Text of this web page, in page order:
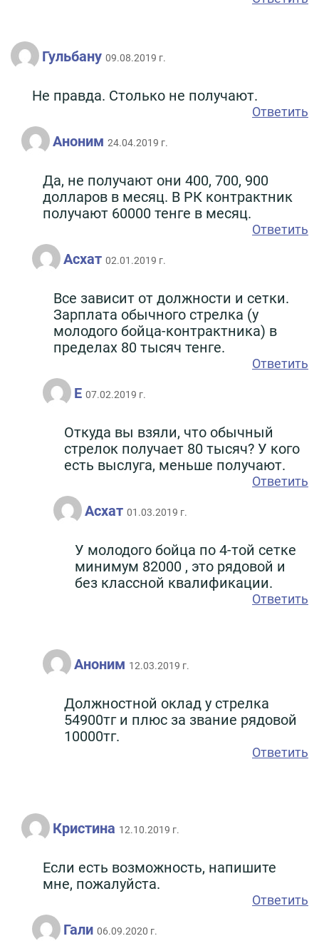
Гульбану 09.08.2019 г.
Не правда. Столько не получают.
Ответить
Аноним 24.04.2019 г.
Да, не получают они 400, 700, 900
долларов в месяц. В РК контрактник
получают 60000 тенге в месяц.
Ответить
Асхат 02.01.2019 г.
Все зависит от должности и сетки.
Зарплата обычного стрелка (у
молодого бойца-контрактника) в
пределах 80 тысяч тенге.
Ответить
Е 07.02.2019 г.
Откуда вы взяли, что обычный
стрелок получает 80 тысяч? У кого
есть выслуга, меньше получают.
Ответить
Асхат 01.03.2019 г.
У молодого бойца по 4-той сетке
минимум 82000 , это рядовой и
без классной квалификации.
Ответить
Аноним 12.03.2019 г.
Должностной оклад у стрелка
54900тг и плюс за звание рядовой
10000тг.
Ответить
Кристина 12.10.2019 г.
Если есть возможность, напишите
мне, пожалуйста.
Ответить
Гали 06.09.2020 г.